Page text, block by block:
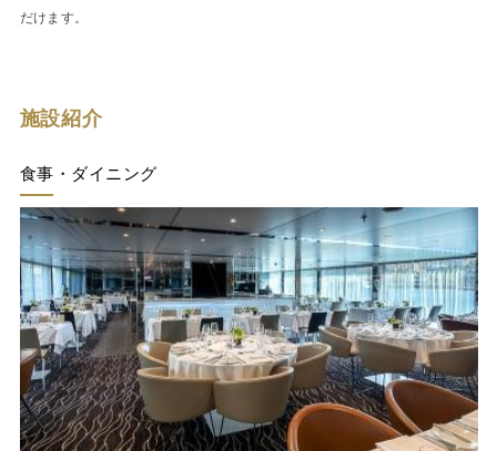
だけます。
施設紹介
食事・ダイニング